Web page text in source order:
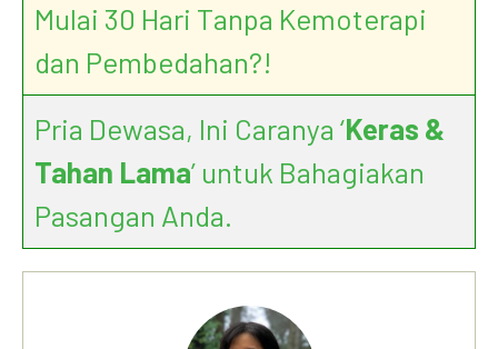
Mulai 30 Hari Tanpa Kemoterapi
dan Pembedahan?!
Pria Dewasa, Ini Caranya ‘Keras &
Tahan Lama’ untuk Bahagiakan
Pasangan Anda.